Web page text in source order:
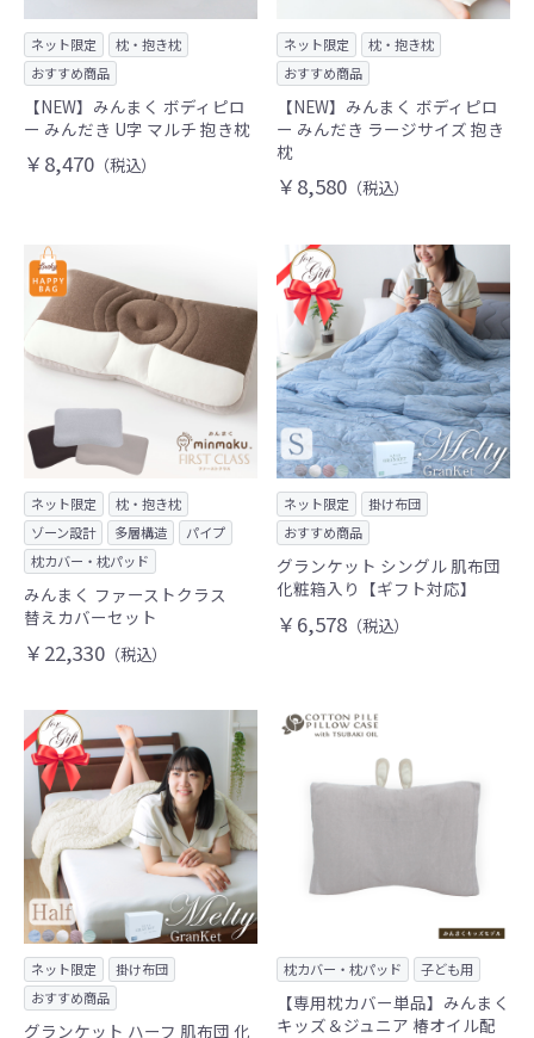
ネット限定
枕・抱き枕
おすすめ商品
【NEW】みんまく ボディピロ
ー みんだき U字 マルチ 抱き枕
￥8,470 （税込）
ネット限定
枕・抱き枕
おすすめ商品
【NEW】みんまく ボディピロ
ー みんだき ラージサイズ 抱き
枕
￥8,580 （税込）
ネット限定
枕・抱き枕
ゾーン設計
多層構造
パイプ
枕カバー・枕パッド
みんまく ファーストクラス
替えカバーセット
￥22,330 （税込）
ネット限定
掛け布団
おすすめ商品
グランケット シングル 肌布団
化粧箱入り【ギフト対応】
￥6,578 （税込）
ネット限定
掛け布団
おすすめ商品
グランケット ハーフ 肌布団 化
枕カバー・枕パッド 子ども用
【専用枕カバー単品】みんまく
キッズ＆ジュニア 椿オイル配